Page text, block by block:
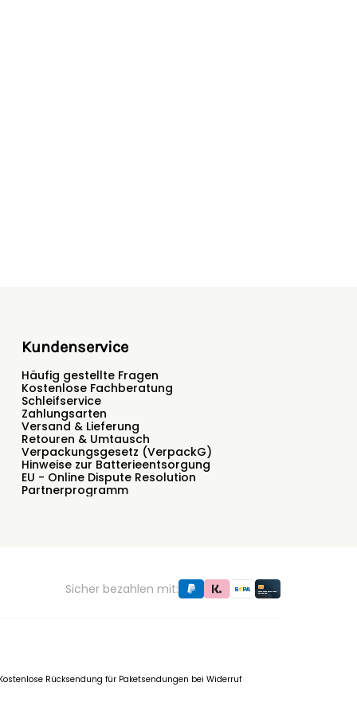
Kundenservice
Häufig gestellte Fragen
Kostenlose Fachberatung
Schleifservice
Zahlungsarten
Versand & Lieferung
Retouren & Umtausch
Verpackungsgesetz (VerpackG)
Hinweise zur Batterieentsorgung
EU - Online Dispute Resolution
Partnerprogramm
Sicher bezahlen mit:
Rücksendung für Paketsendungen bei Widerruf